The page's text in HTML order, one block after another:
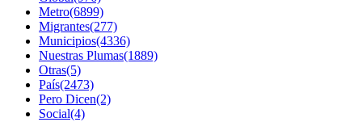
Metro(6899)
Migrantes(277)
Municipios(4336)
Nuestras Plumas(1889)
Otras(5)
País(2473)
Pero Dicen(2)
Social(4)